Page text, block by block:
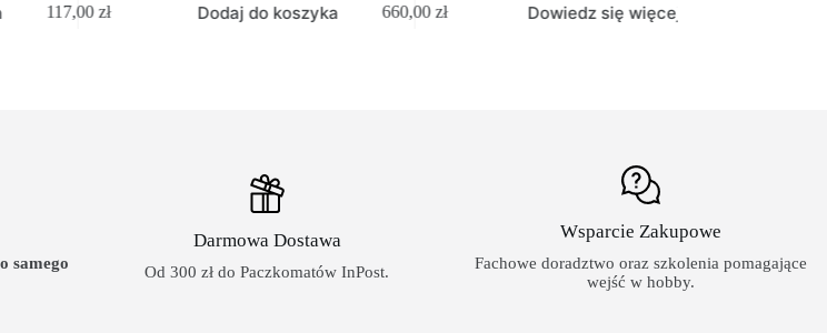
Dodaj do koszyka 660,00 Dowiedz się więcej 471,00
samego
Darmowa Dostawa
Od 300 zł do Paczkomatów InPost.
Wsparcie Zakupowe
Fachowe doradztwo oraz szkolenia pomagające
wejść w hobby.